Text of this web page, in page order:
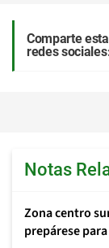
Comparte
redes
Notas
Zona centro
prepárese